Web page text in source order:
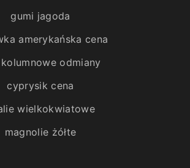
gumi jagoda
amerykańska cena
odmiany
cyprysik cena
wielkokwiatowe
magnolie żółte